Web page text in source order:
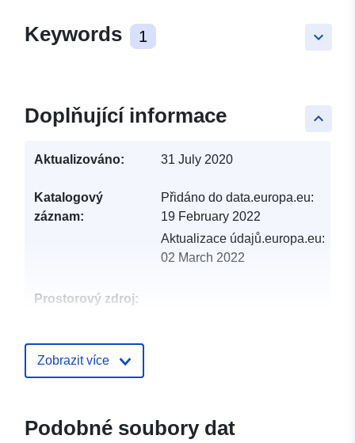
keyboard_arrow_down
Keywords 1
keyboard_arrow_up
Doplňující informace
Aktualizováno: 31 July 2020
Katalogový
záznam:
Přidáno do data.europa.eu:
19 February 2022
Aktualizace údajů.europa.eu:
02 March 2022
Prostorový zdroj:
3505b5f722b3
Zobrazit více
Podobné soubory dat